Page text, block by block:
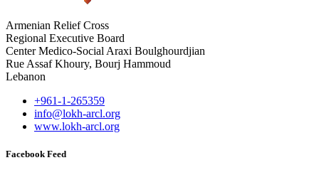
Armenian Relief Cross
Regional Executive Board
Center Medico-Social Araxi Boulghourdjian
Rue Assaf Khoury, Bourj Hammoud
Lebanon
+961-1-265359
info@lokh-arcl.org
www.lokh-arcl.org
Facebook Feed